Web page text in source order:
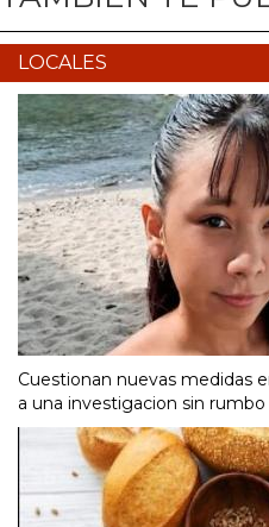
LOCALES
Cuestionan nuevas medidas
a una investigacion sin rumbo